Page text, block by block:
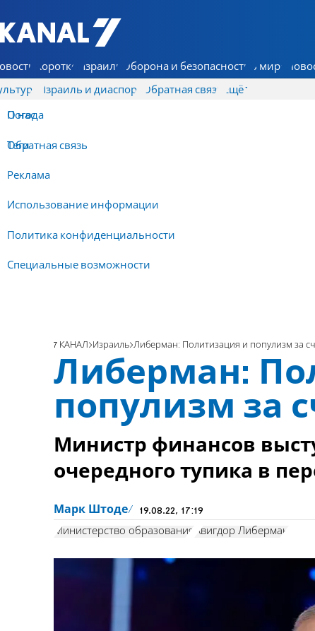
7 КАНАЛ - Аруц Шева
Коротко Израиль Оборона и безопасность В мире
Израиль и диаспора Обратная связь
О нас
Обратная связь
Реклама
Использование информации
Политика конфиденциальности
Специальные возможности
Ещё
Погода
Теги
7 КАНАЛ Израиль Либерман: Политизация и популизм за
Либерман:
популизм за
Министр финансов
очередного тупика в
Марк Штоде 19.08.22, 17:19
Министерство образования Авигдор Либерман